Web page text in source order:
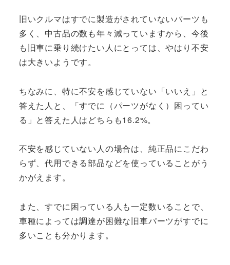
旧いクルマはすでに製造がされていないパーツも
多く、中古品の数も年々減っていますから、今後
も旧車に乗り続けたい人にとっては、やはり不安
は大きいようです。
ちなみに、特に不安を感じていない「いいえ」と
答えた人と、「すでに（パーツがなく）困ってい
る」と答えた人はどちらも16.2%。
不安を感じていない人の場合は、純正品にこだわ
らず、代用できる部品などを使っていることがう
かがえます。
また、すでに困っている人も一定数いることで、
車種によっては調達が困難な旧車パーツがすでに
多いことも分かります。